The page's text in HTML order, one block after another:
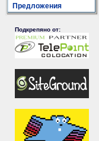
Предложения
Подкрепяно от: